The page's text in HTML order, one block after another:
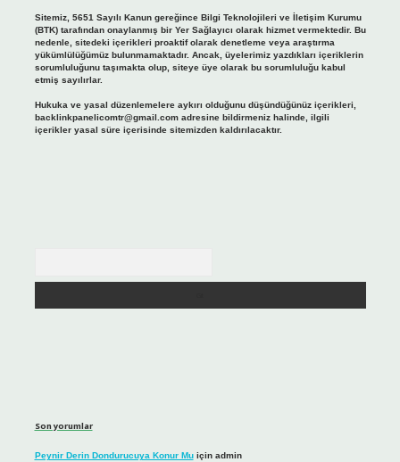
Sitemiz, 5651 Sayılı Kanun gereğince Bilgi Teknolojileri ve İletişim Kurumu
(BTK) tarafından onaylanmış bir Yer Sağlayıcı olarak hizmet vermektedir. Bu
nedenle, sitedeki içerikleri proaktif olarak denetleme veya araştırma
yükümlülüğümüz bulunmamaktadır. Ancak, üyelerimiz yazdıkları içeriklerin
sorumluluğunu taşımakta olup, siteye üye olarak bu sorumluluğu kabul
etmiş sayılırlar.
Hukuka ve yasal düzenlemelere aykırı olduğunu düşündüğünüz içerikleri,
backlinkpanelicomtr@gmail.comadresine bildirmeniz halinde, ilgili
içerikler yasal süre içerisinde sitemizden kaldırılacaktır.
Son yorumlar
Peynir Derin Dondurucuya Konur Muiçin admin